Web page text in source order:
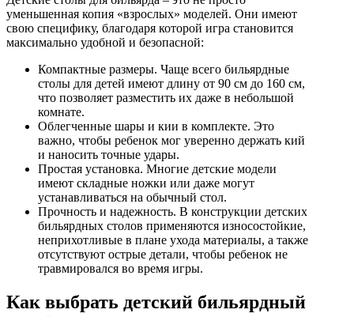
уменьшенная копия «взрослых» моделей. Они имеют
свою специфику, благодаря которой игра становится
максимально удобной и безопасной:
Компактные размеры. Чаще всего бильярдные
столы для детей имеют длину от 90 см до 160 см,
что позволяет разместить их даже в небольшой
комнате.
Облегченные шары и кии в комплекте. Это
важно, чтобы ребенок мог уверенно держать кий
и наносить точные удары.
Простая установка. Многие детские модели
имеют складные ножки или даже могут
устанавливаться на обычный стол.
Прочность и надежность. В конструкции детских
бильярдных столов применяются износостойкие,
неприхотливые в плане ухода материалы, а также
отсутствуют острые детали, чтобы ребенок не
травмировался во время игры.
Как выбрать детский бильярдный